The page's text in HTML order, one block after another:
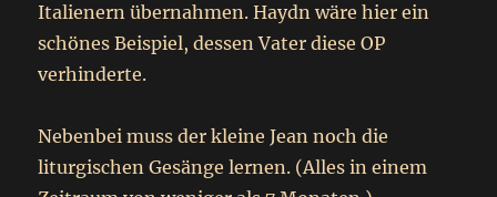
Italienern übernahmen. Haydn wäre hier ein
schönes Beispiel, dessen Vater diese OP
verhinderte.
Nebenbei muss der kleine Jean noch die
liturgischen Gesänge lernen. (Alles in einem